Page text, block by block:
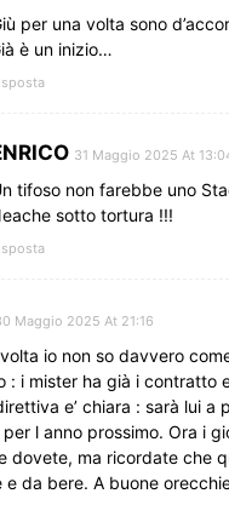
per una volta sono
è un inizio…
31 Maggio 2025 At
tifoso non farebbe uno
sotto tortura !!!
Maggio 2025 At 21:16
io non so davvero
: i mister ha già i contratto
e’ chiara : sarà lui a
l anno prossimo. Ora i
dovete, ma ricordate che
e da bere. A buone